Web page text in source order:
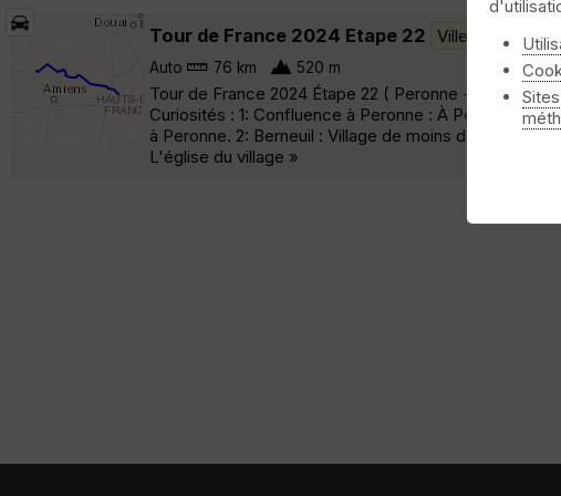
Tour de France 2024 Etape 22 Villers-
Auto 76 km 520 m
Tour de France 2024 Étape 22 ( Peronne - Domart-
Curiosités : 1: Confluence à Peronne : À Peronne,
à Peronne. 2: Berneuil : Village de moins de 500
L'église du village »